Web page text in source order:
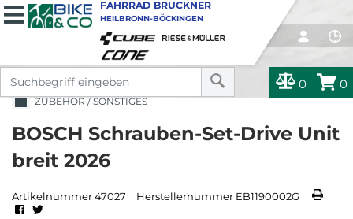
0 0
FAHRRAD BRUCKNER
HEILBRONN-BÖCKINGEN
ZUBEHÖR / SONSTIGES
BOSCH Schrauben-Set-Drive Unit
breit 2026
Artikelnummer 47027 Herstellernummer EB1190002G